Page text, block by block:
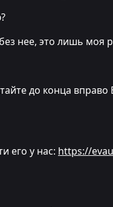
нее, это лишь моя
до конца
его у нас: https://